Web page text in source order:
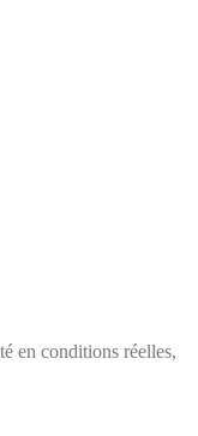
en conditions réelles,